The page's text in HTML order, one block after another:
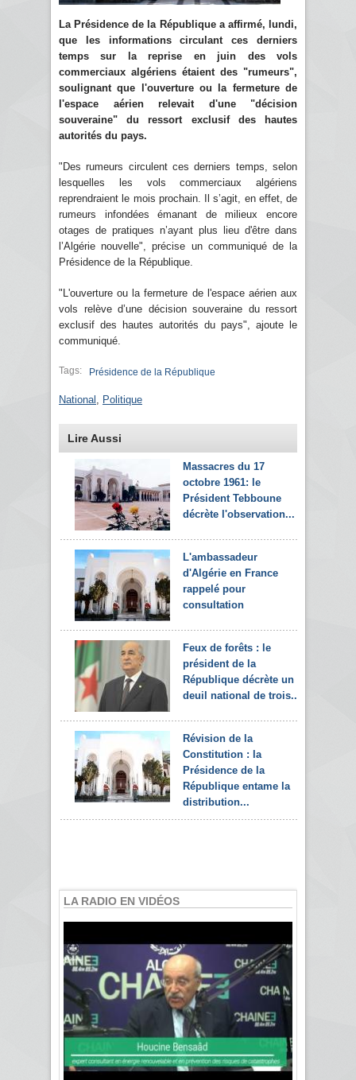
La Présidence de la République a affirmé, lundi,
que les informations circulant ces derniers
temps sur la reprise en juin des vols
commerciaux algériens étaient des "rumeurs",
soulignant que l'ouverture ou la fermeture de
l'espace aérien relevait d'une "décision
souveraine" du ressort exclusif des hautes
autorités du pays.
"Des rumeurs circulent ces derniers temps, selon
lesquelles les vols commerciaux algériens
reprendraient le mois prochain. Il s’agit, en effet, de
rumeurs infondées émanant de milieux encore
otages de pratiques n’ayant plus lieu d'être dans
l’Algérie nouvelle", précise un communiqué de la
Présidence de la République.
"L'ouverture ou la fermeture de l'espace aérien aux
vols relève d’une décision souveraine du ressort
exclusif des hautes autorités du pays", ajoute le
communiqué.
Tags: Présidence de la République
National Politique
Lire Aussi
Massacres du 17
octobre 1961: le
Président Tebboune
décrète l'observation...
L'ambassadeur
d'Algérie en France
rappelé pour
consultation
Feux de forêts : le
président de la
République décrète un
deuil national de trois...
Révision de la
Constitution : la
Présidence de la
République entame la
distribution...
LA RADIO EN VIDÉOS